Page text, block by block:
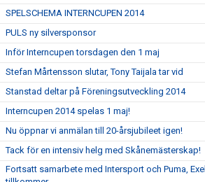
SPELSCHEMA INTERNCUPEN 2014
PULS ny silversponsor
Inför Interncupen torsdagen den 1 maj
Stefan Mårtensson slutar, Tony Taijala tar vid
Stanstad deltar på Föreningsutveckling 2014
Interncupen 2014 spelas 1 maj!
Nu öppnar vi anmälan till 20-årsjubileet igen!
Tack för en intensiv helg med Skånemästerskap!
Fortsatt samarbete med Intersport och Puma, Exel